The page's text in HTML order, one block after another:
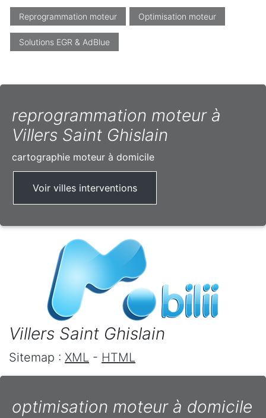
Reprogrammation moteur Optimisation moteur
Solutions EGR & AdBlue
reprogrammation moteur à
Villers Saint Ghislain
cartographie moteur à domicile
Voir villes interventions
Villers Saint Ghislain
Sitemap : XML - HTML
optimisation moteur à domicile